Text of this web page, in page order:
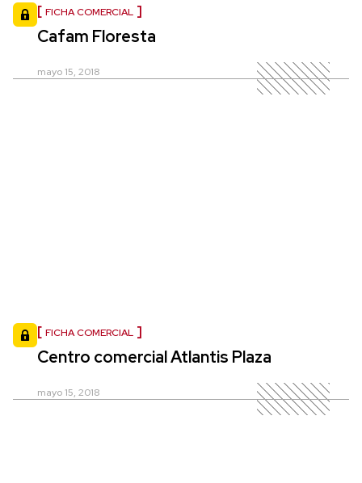
FICHA COMERCIAL
Cafam Floresta
mayo 15, 2018
FICHA COMERCIAL
Centro comercial Atlantis Plaza
mayo 15, 2018